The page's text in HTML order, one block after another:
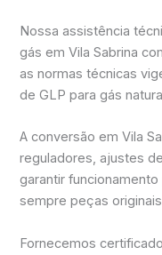
Nossa assistência
gás em Vila Sabrina
as normas técnicas
de GLP para gás
A conversão em Vila
reguladores, ajustes
garantir
sempre peças
Fornecemos